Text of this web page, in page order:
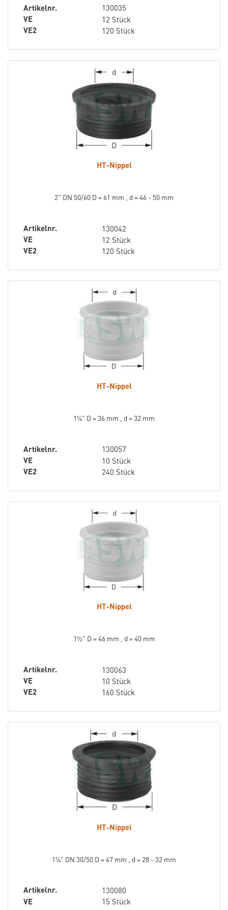
Artikelnr.
130035
VE
12 Stück
VE2
120 Stück
HT-Nippel
2" DN 50/60 D = 61 mm , d = 46 - 50 mm
Artikelnr.
130042
VE
12 Stück
VE2
120 Stück
HT-Nippel
1¼" D = 36 mm , d = 32 mm
Artikelnr.
130057
VE
10 Stück
VE2
240 Stück
HT-Nippel
1½" D = 46 mm , d = 40 mm
Artikelnr.
130063
VE
10 Stück
VE2
160 Stück
HT-Nippel
1¼" DN 30/50 D = 47 mm , d = 28 - 32 mm
Artikelnr.
130080
VE
15 Stück